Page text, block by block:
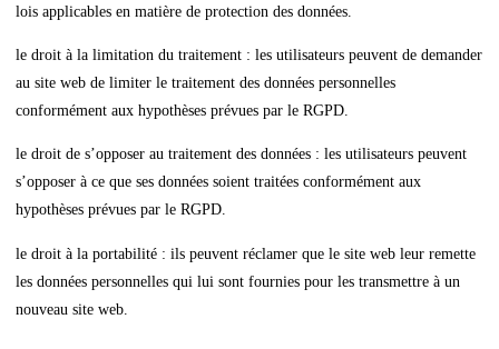
lois applicables en matière de protection des données.
le droit à la limitation du traitement : les utilisateurs peuvent de demander
au site web de limiter le traitement des données personnelles
conformément aux hypothèses prévues par le RGPD.
le droit de s’opposer au traitement des données : les utilisateurs peuvent
s’opposer à ce que ses données soient traitées conformément aux
hypothèses prévues par le RGPD.
le droit à la portabilité : ils peuvent réclamer que le site web leur remette
les données personnelles qui lui sont fournies pour les transmettre à un
nouveau site web.